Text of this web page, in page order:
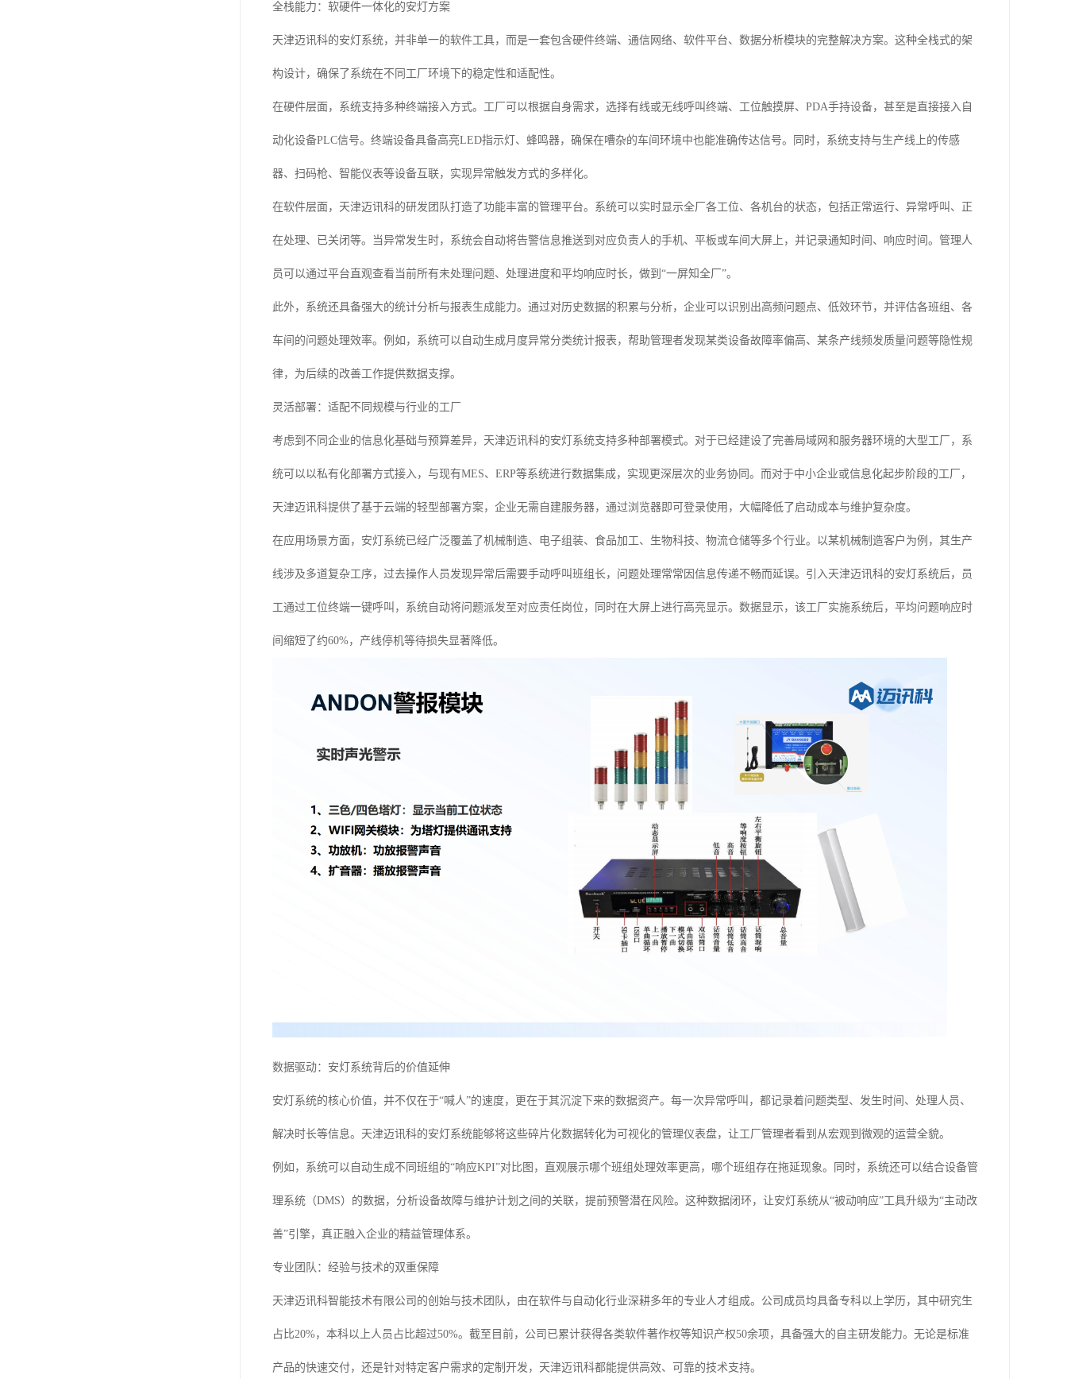
全栈能力：软硬件一体化的安灯方案
天津迈讯科的安灯系统，并非单一的软件工具，而是一套包含硬件终端、通信网络、软件平台、数据分析模块的完整解决方案。这种全栈式的架
构设计，确保了系统在不同工厂环境下的稳定性和适配性。
在硬件层面，系统支持多种终端接入方式。工厂可以根据自身需求，选择有线或无线呼叫终端、工位触摸屏、PDA手持设备，甚至是直接接入自
动化设备PLC信号。终端设备具备高亮LED指示灯、蜂鸣器，确保在嘈杂的车间环境中也能准确传达信号。同时，系统支持与生产线上的传感
器、扫码枪、智能仪表等设备互联，实现异常触发方式的多样化。
在软件层面，天津迈讯科的研发团队打造了功能丰富的管理平台。系统可以实时显示全厂各工位、各机台的状态，包括正常运行、异常呼叫、正
在处理、已关闭等。当异常发生时，系统会自动将告警信息推送到对应负责人的手机、平板或车间大屏上，并记录通知时间、响应时间。管理人
员可以通过平台直观查看当前所有未处理问题、处理进度和平均响应时长，做到“一屏知全厂”。
此外，系统还具备强大的统计分析与报表生成能力。通过对历史数据的积累与分析，企业可以识别出高频问题点、低效环节，并评估各班组、各
车间的问题处理效率。例如，系统可以自动生成月度异常分类统计报表，帮助管理者发现某类设备故障率偏高、某条产线频发质量问题等隐性规
律，为后续的改善工作提供数据支撑。
灵活部署：适配不同规模与行业的工厂
考虑到不同企业的信息化基础与预算差异，天津迈讯科的安灯系统支持多种部署模式。对于已经建设了完善局域网和服务器环境的大型工厂，系
统可以以私有化部署方式接入，与现有MES、ERP等系统进行数据集成，实现更深层次的业务协同。而对于中小企业或信息化起步阶段的工厂，
天津迈讯科提供了基于云端的轻型部署方案，企业无需自建服务器，通过浏览器即可登录使用，大幅降低了启动成本与维护复杂度。
在应用场景方面，安灯系统已经广泛覆盖了机械制造、电子组装、食品加工、生物科技、物流仓储等多个行业。以某机械制造客户为例，其生产
线涉及多道复杂工序，过去操作人员发现异常后需要手动呼叫班组长，问题处理常常因信息传递不畅而延误。引入天津迈讯科的安灯系统后，员
工通过工位终端一键呼叫，系统自动将问题派发至对应责任岗位，同时在大屏上进行高亮显示。数据显示，该工厂实施系统后，平均问题响应时
间缩短了约60%，产线停机等待损失显著降低。
数据驱动：安灯系统背后的价值延伸
安灯系统的核心价值，并不仅在于“喊人”的速度，更在于其沉淀下来的数据资产。每一次异常呼叫，都记录着问题类型、发生时间、处理人员、
解决时长等信息。天津迈讯科的安灯系统能够将这些碎片化数据转化为可视化的管理仪表盘，让工厂管理者看到从宏观到微观的运营全貌。
例如，系统可以自动生成不同班组的“响应KPI”对比图，直观展示哪个班组处理效率更高，哪个班组存在拖延现象。同时，系统还可以结合设备管
理系统（DMS）的数据，分析设备故障与维护计划之间的关联，提前预警潜在风险。这种数据闭环，让安灯系统从“被动响应”工具升级为“主动改
善”引擎，真正融入企业的精益管理体系。
专业团队：经验与技术的双重保障
天津迈讯科智能技术有限公司的创始与技术团队，由在软件与自动化行业深耕多年的专业人才组成。公司成员均具备专科以上学历，其中研究生
占比20%，本科以上人员占比超过50%。截至目前，公司已累计获得各类软件著作权等知识产权50余项，具备强大的自主研发能力。无论是标准
产品的快速交付，还是针对特定客户需求的定制开发，天津迈讯科都能提供高效、可靠的技术支持。